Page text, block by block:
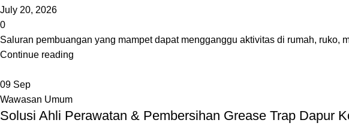
July 20, 2026
0
Saluran pembuangan yang mampet dapat mengganggu aktivitas di rumah, ruko,
Continue reading
09 Sep
Wawasan Umum
Solusi Ahli Perawatan & Pembersihan Grease Trap Dapur